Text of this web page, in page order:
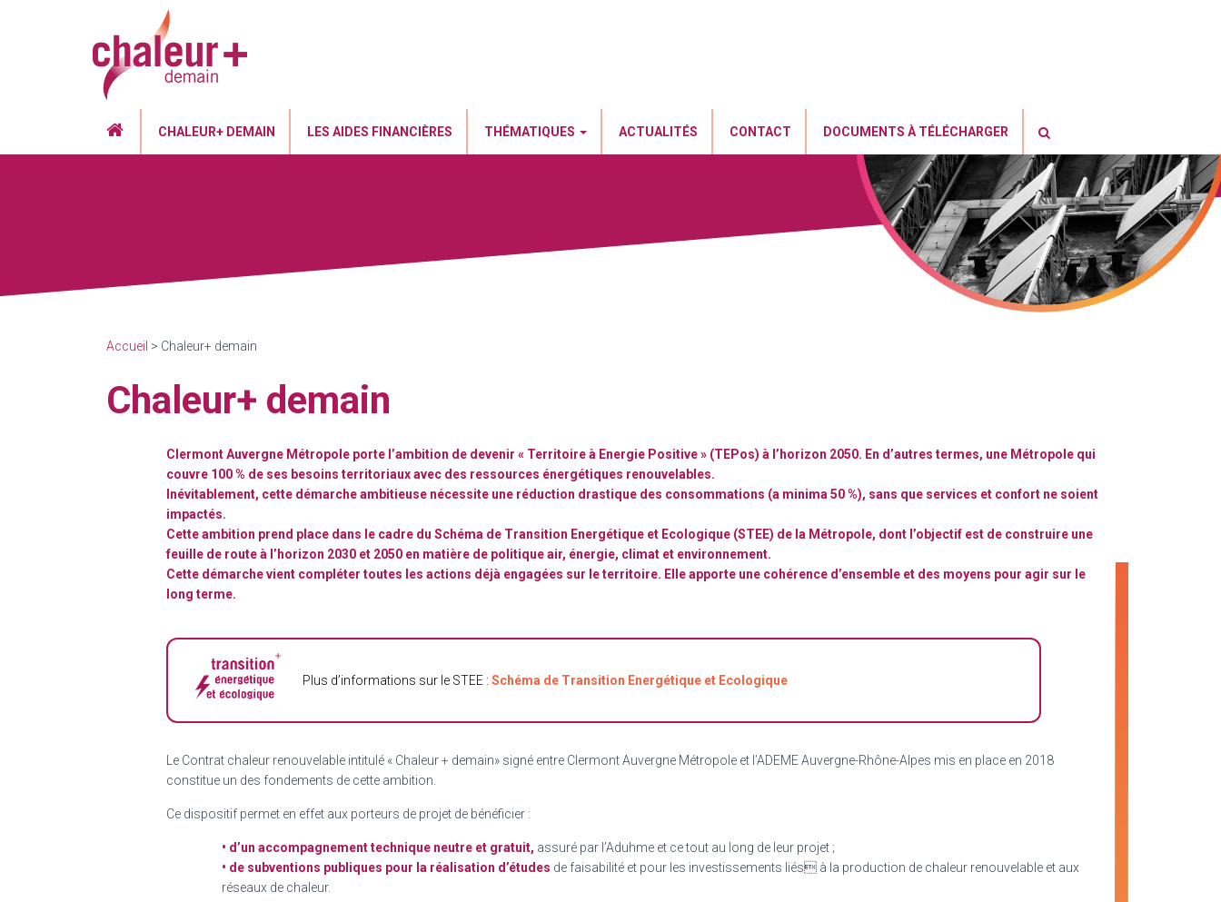
CHALEUR+ DEMAIN LES AIDES FINANCIÈRES THÉMATIQUES ACTUALITÉS CONTACT DOCUMENTS À TÉLÉCHARGER
Accueil > Chaleur+ demain
Chaleur+ demain
Clermont Auvergne Métropole porte l’ambition de devenir « Territoire à Energie Positive » (TEPos) à l’horizon 2050. En d’autres termes, une Métropole qui
couvre 100 % de ses besoins territoriaux avec des ressources énergétiques renouvelables.
Inévitablement, cette démarche ambitieuse nécessite une réduction drastique des consommations (a minima 50 %), sans que services et confort ne soient
impactés.
Cette ambition prend place dans le cadre du Schéma de Transition Energétique et Ecologique (STEE) de la Métropole, dont l’objectif est de construire une
feuille de route à l’horizon 2030 et 2050 en matière de politique air, énergie, climat et environnement.
Cette démarche vient compléter toutes les actions déjà engagées sur le territoire. Elle apporte une cohérence d’ensemble et des moyens pour agir sur le
long terme.
Plus d’informations sur le STEE : Schéma de Transition Energétique et Ecologique
Le Contrat chaleur renouvelable intitulé « Chaleur + demain» signé entre Clermont Auvergne Métropole et l’ADEME Auvergne-Rhône-Alpes mis en place en 2018
constitue un des fondements de cette ambition.
Ce dispositif permet en effet aux porteurs de projet de bénéficier :
• d’un accompagnement technique neutre et gratuit, assuré par l’Aduhme et ce tout au long de leur projet ;
• de subventions publiques pour la réalisation d’études de faisabilité et pour les investissements liés à la production de chaleur renouvelable et aux
réseaux de chaleur.